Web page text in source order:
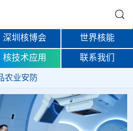
深圳核博会 世界核能
核技术应用 联系我们
农业安防